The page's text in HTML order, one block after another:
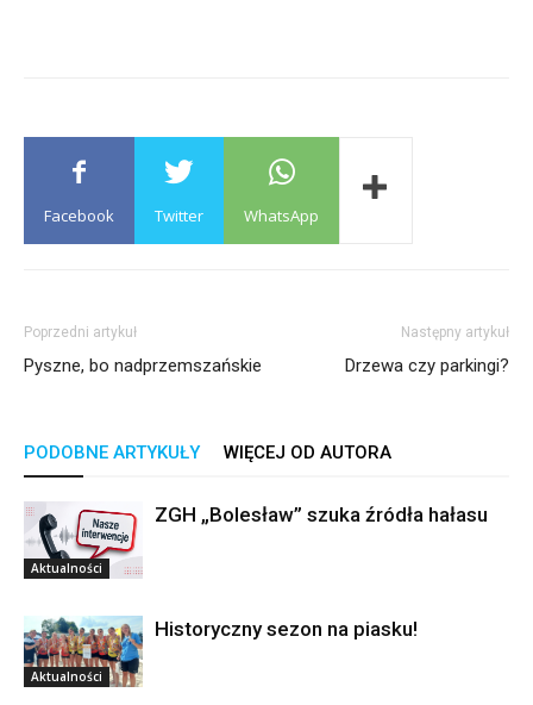
Facebook Twitter WhatsApp
Poprzedni artykuł
Pyszne, bo nadprzemszańskie
Następny artykuł
Drzewa czy parkingi?
PODOBNE ARTYKUŁY WIĘCEJ OD AUTORA
Aktualności
ZGH „Bolesław” szuka źródła hałasu
Aktualności
Historyczny sezon na piasku!